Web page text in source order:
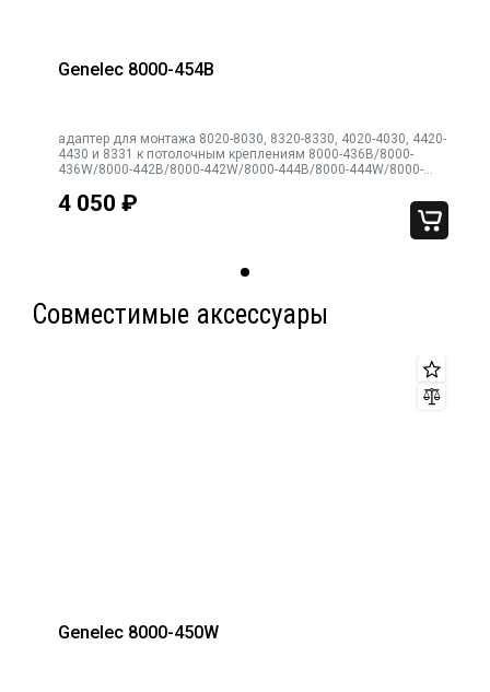
Genelec 8000-454B
адаптер для монтажа 8020-8030, 8320-8330, 4020-4030, 4420-
4430 и 8331 к потолочным креплениям 8000-436B/8000-
436W/8000-442B/8000-442W/8000-444B/8000-444W/8000-
G3
4 050 ₽
Совместимые аксессуары
Genelec 8000-450W